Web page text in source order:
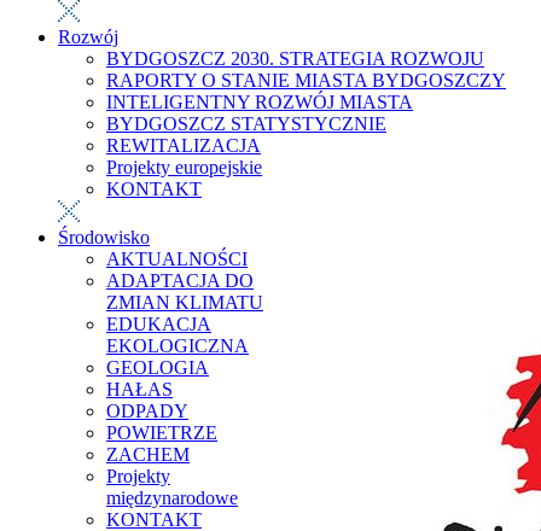
Rozwój
BYDGOSZCZ 2030. STRATEGIA ROZWOJU
RAPORTY O STANIE MIASTA BYDGOSZCZY
INTELIGENTNY ROZWÓJ MIASTA
BYDGOSZCZ STATYSTYCZNIE
REWITALIZACJA
Projekty europejskie
KONTAKT
Środowisko
AKTUALNOŚCI
ADAPTACJA DO
ZMIAN KLIMATU
EDUKACJA
EKOLOGICZNA
GEOLOGIA
HAŁAS
ODPADY
POWIETRZE
ZACHEM
Projekty
międzynarodowe
KONTAKT